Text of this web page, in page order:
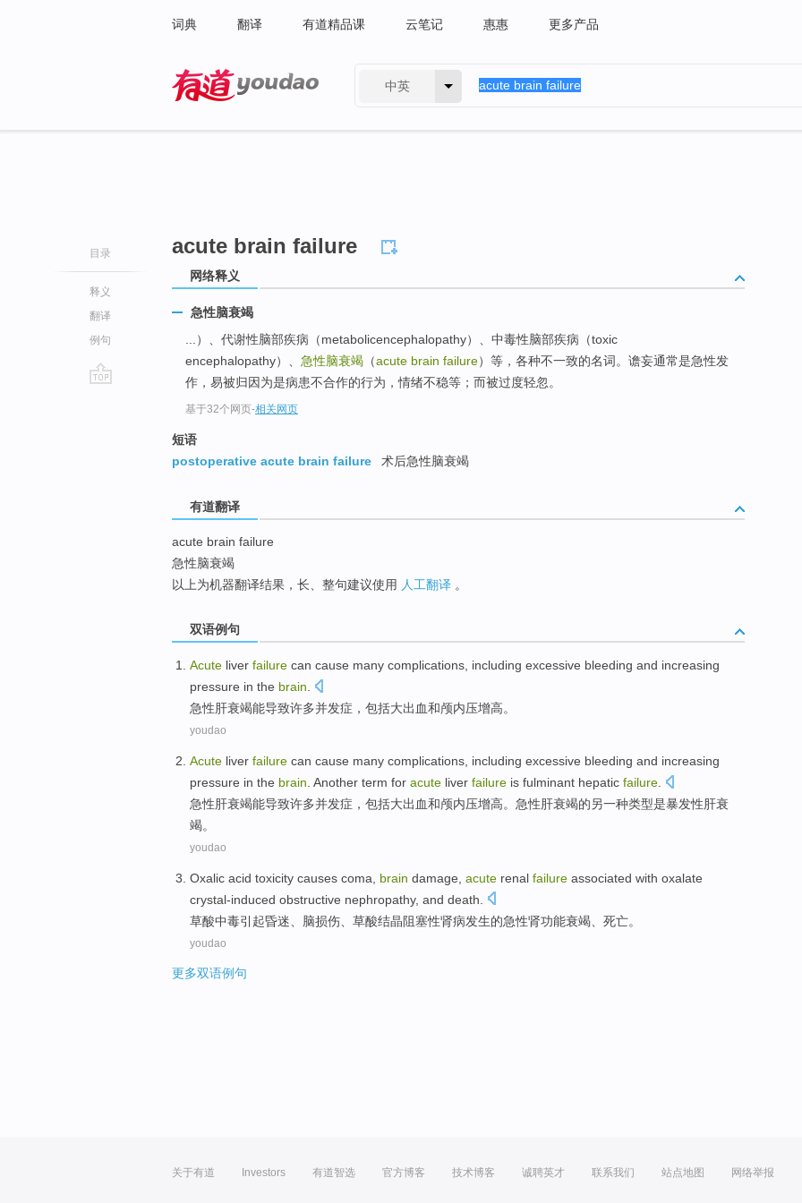
词典 翻译 有道精品课 云笔记 惠惠 更多产品
中英
目录
释义
翻译
例句
acute brain failure
网络释义
急性脑衰竭
...）、代谢性脑部疾病（metabolicencephalopathy）、中毒性脑部疾病（toxic
encephalopathy）、 急性脑衰竭 （acute brain failure）等，各种不一致的名词。谵妄通常是急性发
作，易被归因为是病患不合作的行为，情绪不稳等；而被过度轻忽。
基于32个网页-相关网页
短语
postoperative acute brain failure
术后急性脑衰竭
有道翻译
acute brain failure
急性脑衰竭
以上为机器翻译结果，长、整句建议使用 人工翻译 。
双语例句
Acute liver failure can cause many complications including excessive bleeding and increasing
pressure in the brain
急性肝衰竭能导致许多并发症 ， 包括大出血和颅内压增高。
youdao
Acute liver failure can cause many complications including excessive bleeding and increasing
pressure in the brain Another term for acute liver failure is fulminant hepatic failure
急性肝衰竭能导致许多并发症 ， 包括大出血和颅内压增高。急性肝衰竭的另一种类型是暴发性肝衰
竭。
youdao
Oxalic acid toxicity causes coma brain damage acute renal failure associated with oxalate
crystal-induced obstructive nephropathy, and death
草酸中毒引起昏迷 脑损伤 草酸结晶阻塞性肾病发生的急性肾功能衰竭 死亡。
youdao
更多双语例句
关于有道 Investors 有道智选 官方博客 技术博客 诚聘英才 联系我们 站点地图 网络举报